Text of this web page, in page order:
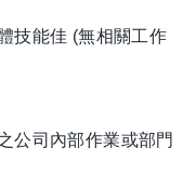
技能佳 (無相關工作
公司內部作業或部門